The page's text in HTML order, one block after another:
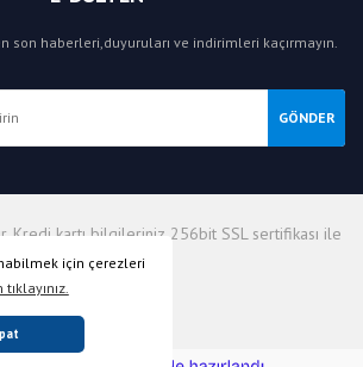
için çerezleri
son haberleri,duyuruları ve indirimleri kaçırmayın.
GÖNDER
Kredi kartı bilgileriniz 256bit SSL sertifikası ile
korunmaktadır.